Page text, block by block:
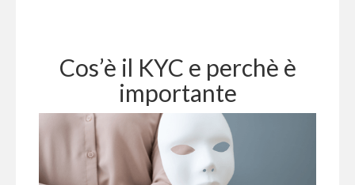
Cos’è il KYC e perchè è
importante